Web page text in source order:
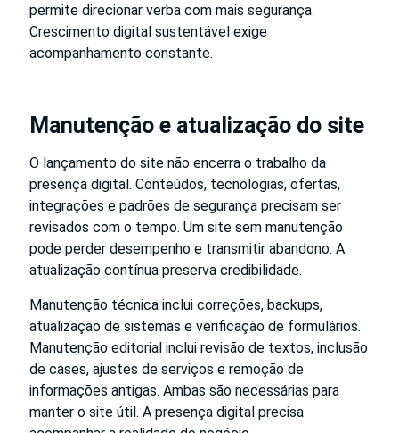
permite direcionar verba com mais segurança.
Crescimento digital sustentável exige
acompanhamento constante.
Manutenção e atualização do site
O lançamento do site não encerra o trabalho da
presença digital. Conteúdos, tecnologias, ofertas,
integrações e padrões de segurança precisam ser
revisados com o tempo. Um site sem manutenção
pode perder desempenho e transmitir abandono. A
atualização contínua preserva credibilidade.
Manutenção técnica inclui correções, backups,
atualização de sistemas e verificação de formulários.
Manutenção editorial inclui revisão de textos, inclusão
de cases, ajustes de serviços e remoção de
informações antigas. Ambas são necessárias para
manter o site útil. A presença digital precisa